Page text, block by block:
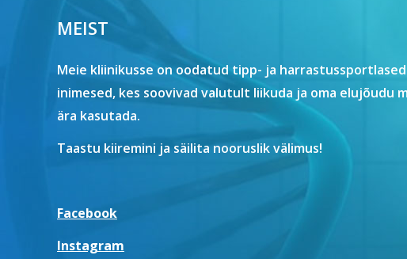
MEIST
Meie kliinikusse on oodatud tipp- ja
inimesed, kes soovivad valutult liikuda ja oma elujõudu
ära kasutada.
Taastu kiiremini ja säilita nooruslik välimus!
Facebook
Instagram